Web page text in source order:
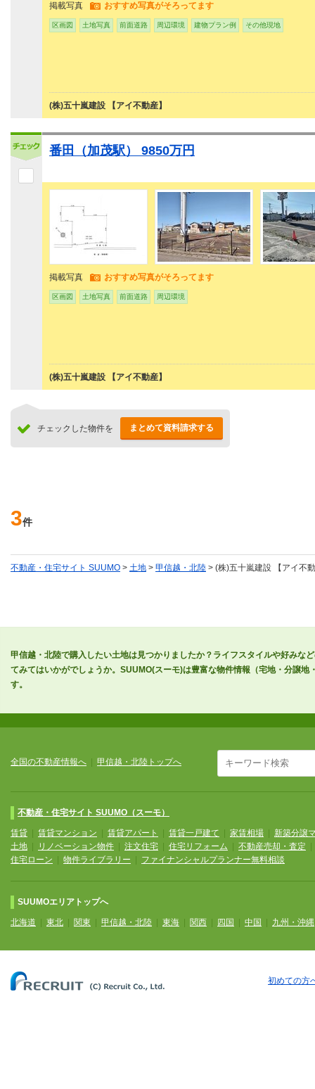
掲載写真 おすすめ写真がそろってます
区画図 土地写真 前面道路 周辺環境 建物プラン例 その他現地
(株)五十嵐建設 【アイ不動産】
番田（加茂駅） 9850万円
掲載写真 おすすめ写真がそろってます
区画図 土地写真 前面道路 周辺環境
(株)五十嵐建設 【アイ不動産】
チェックした物件を まとめて資料請求する
3件
不動産・住宅サイト SUUMO > 土地 > 甲信越・北陸 > (株)五十嵐建設 【アイ不
甲信越・北陸で購入したい土地は見つかりましたか？ライフスタイルや好みな
てみてはいかがでしょうか。SUUMO(スーモ)は豊富な物件情報（宅地・分譲
す。
全国の不動産情報へ 甲信越・北陸トップへ
不動産・住宅サイト SUUMO（スーモ）
賃貸 賃貸マンション 賃貸アパート 賃貸一戸建て 家賃相場
新築分譲
土地
リノベーション物件 注文住宅 住宅リフォーム 不動産売却・査定
住宅ローン
物件ライブラリー ファイナンシャルプランナー無料相談
SUUMOエリアトップへ
北海道 東北 関東 甲信越・北陸 東海 関西 四国 中国 九州・沖縄
初めての方